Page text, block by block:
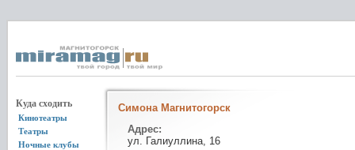
Куда сходить
Кинотеатры
Театры
Ночные клубы
Симона Магнитогорск
Адрес:
ул. Галиуллина, 16